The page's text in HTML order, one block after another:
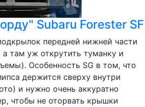
Subaru Forester SF
передней нижней части
а там уж открутить туманку и
Особенность SG в том, что
держится сверху внутри
и нужно очень аккуратно
чтобы не оторвать крышки